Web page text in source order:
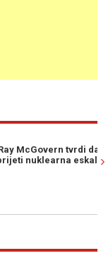
tvrdi da je Izrael
eskalacija